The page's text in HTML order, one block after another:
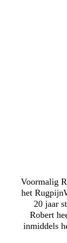
Voormalig
het
20 jaar
Robert
inmiddels